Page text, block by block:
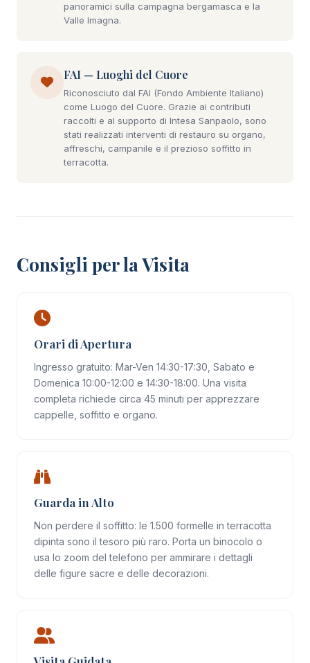
panoramici sulla campagna bergamasca e la
Valle Imagna.
FAI — Luoghi del Cuore
Riconosciuto dal FAI (Fondo Ambiente Italiano)
come Luogo del Cuore. Grazie ai contributi
raccolti e al supporto di Intesa Sanpaolo, sono
stati realizzati interventi di restauro su organo,
affreschi, campanile e il prezioso soffitto in
terracotta.
Consigli per la Visita
Orari di Apertura
Ingresso gratuito: Mar-Ven 14:30-17:30, Sabato e
Domenica 10:00-12:00 e 14:30-18:00. Una visita
completa richiede circa 45 minuti per apprezzare
cappelle, soffitto e organo.
Guarda in Alto
Non perdere il soffitto: le 1.500 formelle in terracotta
dipinta sono il tesoro più raro. Porta un binocolo o
usa lo zoom del telefono per ammirare i dettagli
delle figure sacre e delle decorazioni.